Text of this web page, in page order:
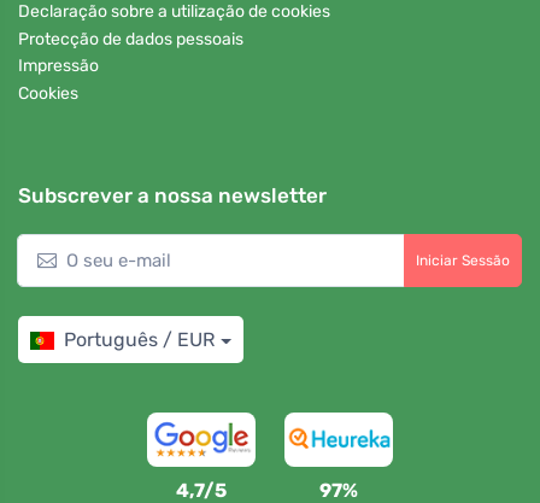
Declaração sobre a utilização de cookies
Protecção de dados pessoais
Impressão
Cookies
Subscrever a nossa newsletter
Iniciar Sessão
Português / EUR
4,7/5 97%